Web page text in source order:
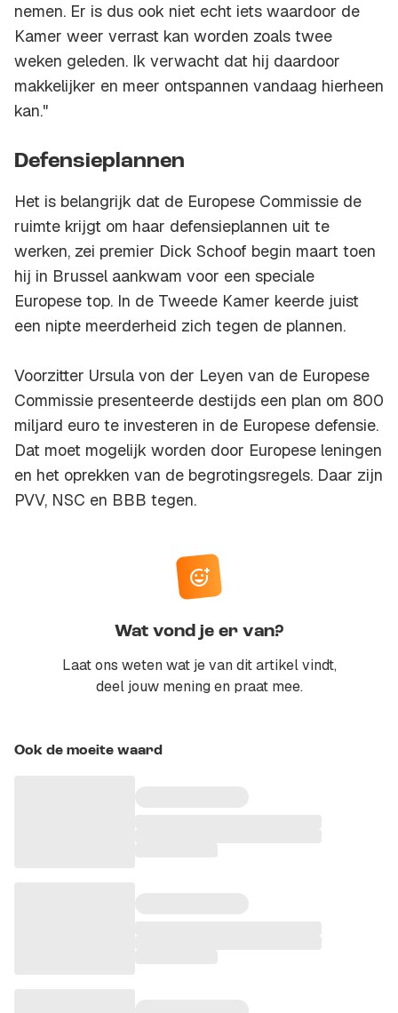
nemen. Er is dus ook niet echt iets waardoor de
Kamer weer verrast kan worden zoals twee
weken geleden. Ik verwacht dat hij daardoor
makkelijker en meer ontspannen vandaag hierheen
kan."
Defensieplannen
Het is belangrijk dat de Europese Commissie de
ruimte krijgt om haar defensieplannen uit te
werken, zei premier Dick Schoof begin maart toen
hij in Brussel aankwam voor een speciale
Europese top. In de Tweede Kamer keerde juist
een nipte meerderheid zich tegen de plannen.
Voorzitter Ursula von der Leyen van de Europese
Commissie presenteerde destijds een plan om 800
miljard euro te investeren in de Europese defensie.
Dat moet mogelijk worden door Europese leningen
en het oprekken van de begrotingsregels. Daar zijn
PVV, NSC en BBB tegen.
Wat vond je er van?
Laat ons weten wat je van dit artikel vindt,
deel jouw mening en praat mee.
Ook de moeite waard